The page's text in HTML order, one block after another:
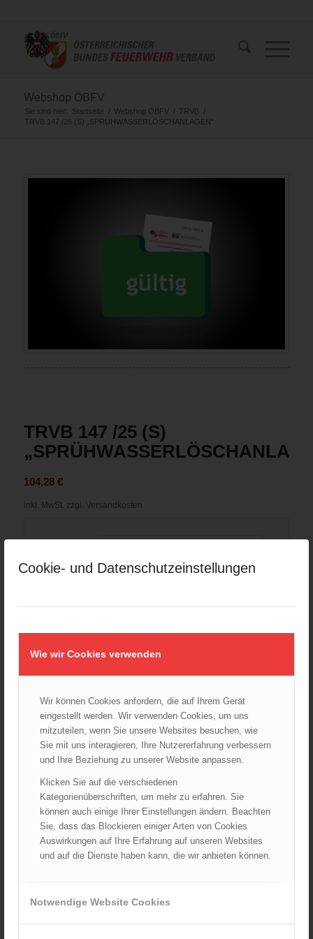
Cookie- und Datenschutzeinstellungen
Wie wir Cookies verwenden
Wir können Cookies anfordern, die auf Ihrem Gerät
eingestellt werden. Wir verwenden Cookies, um uns
mitzuteilen, wenn Sie unsere Websites besuchen, wie
Sie mit uns interagieren, Ihre Nutzererfahrung verbessern
und Ihre Beziehung zu unserer Website anpassen.
Klicken Sie auf die verschiedenen
Kategorienüberschriften, um mehr zu erfahren. Sie
können auch einige Ihrer Einstellungen ändern. Beachten
Sie, dass das Blockieren einiger Arten von Cookies
Auswirkungen auf Ihre Erfahrung auf unseren Websites
und auf die Dienste haben kann, die wir anbieten können.
Notwendige Website Cookies
Webshop ÖBFV
Sie sind hier: Startseite / Webshop ÖBFV / TRVB
/
TRVB 147 /25 (S) „SPRÜHWASSERLÖSCHANLAGEN“
TRVB 147 /25 (S)
104,28 €
inkl. MwSt. zzgl. Versandkosten
Version
Beschreibung Zusätzliche Informationen Historie
1. Ausgabe: 15.07.2025
Die gegenständliche brandschutztechnische Einrichtung
dient dem Schutz von Leben, von Einsatzkräften sowie von
Sachgütern und ist in vielen Fällen als Ersatz für bauliche
Brandschutzmaßnahmen erforderlich. Es ist daher von
großer Bedeutung, dass die Inbetriebnahme und die
Instandhaltung nur von Fachfirmen vorgenommen werden,
die nicht nur profunde Kenntnisse über die Anforderungen
Hinblick auf das eingesetzte Produkt verfügen müssen.